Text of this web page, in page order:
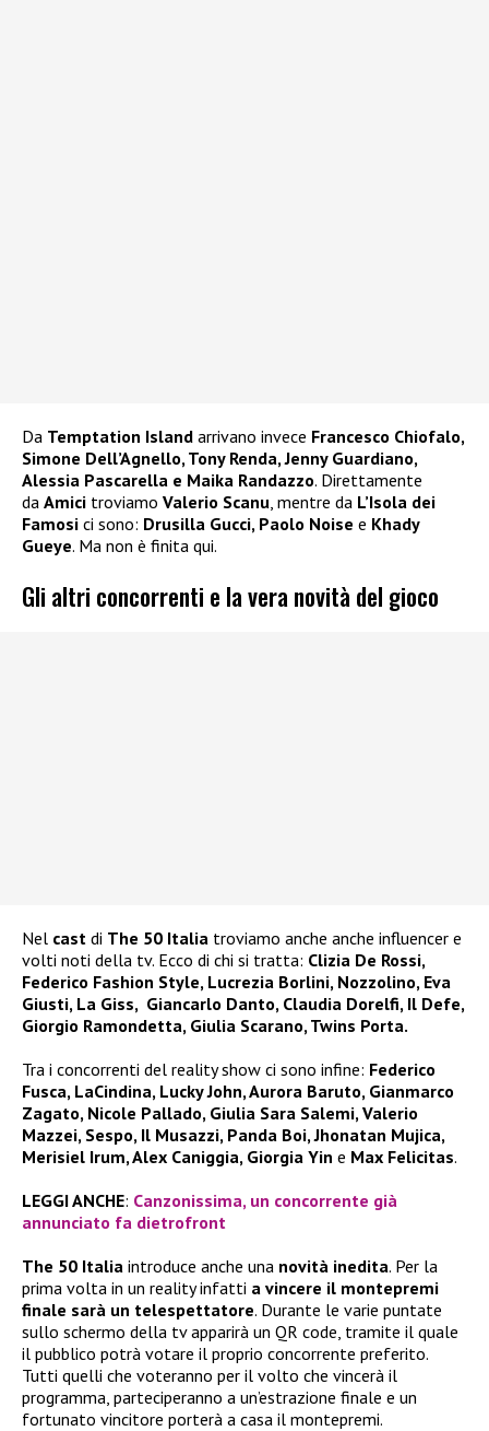
Da Temptation Island arrivano invece Francesco Chiofalo,
Simone Dell’Agnello, Tony Renda, Jenny Guardiano,
Alessia Pascarella e Maika Randazzo. Direttamente
da Amici troviamo Valerio Scanu, mentre da L’Isola dei
Famosi ci sono: Drusilla Gucci, Paolo Noise e Khady
Gueye. Ma non è finita qui.
Gli altri concorrenti e la vera novità del gioco
Nel cast di The 50 Italia troviamo anche anche influencer e
volti noti della tv. Ecco di chi si tratta: Clizia De Rossi,
Federico Fashion Style, Lucrezia Borlini, Nozzolino, Eva
Giusti, La Giss, Giancarlo Danto, Claudia Dorelfi, Il Defe,
Giorgio Ramondetta, Giulia Scarano, Twins Porta.
Tra i concorrenti del reality show ci sono infine: Federico
Fusca, LaCindina, Lucky John, Aurora Baruto, Gianmarco
Zagato, Nicole Pallado, Giulia Sara Salemi, Valerio
Mazzei, Sespo, Il Musazzi, Panda Boi, Jhonatan Mujica,
Merisiel Irum, Alex Caniggia, Giorgia Yin e Max Felicitas.
LEGGI ANCHE: Canzonissima, un concorrente già
annunciato fa dietrofront
The 50 Italia introduce anche una novità inedita. Per la
prima volta in un reality infatti a vincere il montepremi
finale sarà un telespettatore. Durante le varie puntate
sullo schermo della tv apparirà un QR code, tramite il quale
il pubblico potrà votare il proprio concorrente preferito.
Tutti quelli che voteranno per il volto che vincerà il
programma, parteciperanno a un’estrazione finale e un
fortunato vincitore porterà a casa il montepremi.